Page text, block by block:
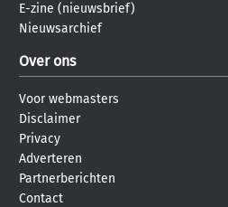
E-zine (nieuwsbrief)
Nieuwsarchief
Over ons
Voor webmasters
Disclaimer
Privacy
Adverteren
Partnerberichten
Contact